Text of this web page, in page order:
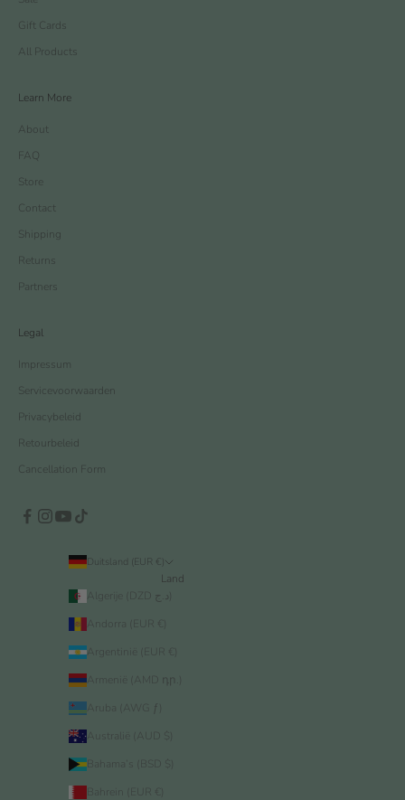
Gift Cards
All Products
Learn More
About
FAQ
Store
Contact
Shipping
Returns
Partners
Legal
Impressum
Servicevoorwaarden
Privacybeleid
Retourbeleid
Cancellation Form
Duitsland (EUR €)
Land
Andorra (EUR €)
Argentinië (EUR €)
Armenië (AMD դր.)
Aruba (AWG ƒ)
Australië (AUD $)
Bahama’s (BSD $)
Bahrein (EUR €)